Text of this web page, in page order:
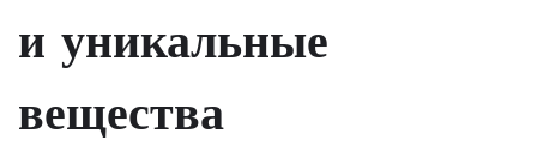
и уникальные
вещества